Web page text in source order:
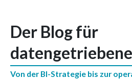
Der Blog für
Von der BI-Strategie bis zur